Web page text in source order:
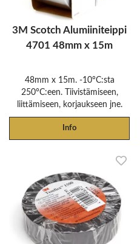
3M Scotch Alumiiniteippi
4701 48mm x 15m
48mm x 15m. -10°C:sta
250°C:een. Tiivistämiseen,
liittämiseen, korjaukseen jne.
Info